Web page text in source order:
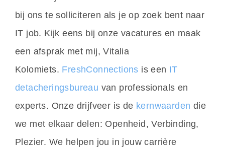
bij ons te solliciteren als je op zoek bent naar
IT job. Kijk eens bij onze vacatures en maak
een afsprak met mij, Vitalia
Kolomiets. FreshConnections is een IT
detacheringsbureau van professionals en
experts. Onze drijfveer is de kernwaarden die
we met elkaar delen: Openheid, Verbinding,
Plezier. We helpen jou in jouw carrière